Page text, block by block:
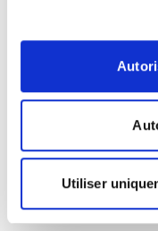
Utiliser